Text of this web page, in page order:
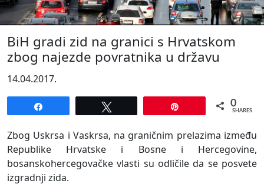
BiH gradi zid na granici s Hrvatskom
zbog najezde povratnika u državu
14.04.2017.
0
SHARES
Zbog Uskrsa i Vaskrsa, na graničnim prelazima između
Republike Hrvatske i Bosne i Hercegovine,
bosanskohercegovačke vlasti su odličile da se posvete
izgradnji zida.